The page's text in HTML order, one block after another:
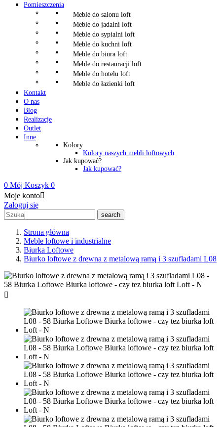
Pomieszczenia
Meble do salonu loft
Meble do jadalni loft
Meble do sypialni loft
Meble do kuchni loft
Meble do biura loft
Meble do restauracji loft
Meble do hotelu loft
Meble do łazienki loft
Kontakt
O nas
Blog
Realizacje
Outlet
Inne
Kolory
Kolory naszych mebli loftowych
Jak kupować?
Jak kupować?
0 Mój Koszyk 0
Moje konto
Zaloguj się
search
Strona główna
Meble loftowe i industrialne
Biurka Loftowe
Biurko loftowe z drewna z metalową ramą i 3 szufladami L08
